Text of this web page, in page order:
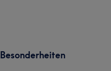
Besonderheiten